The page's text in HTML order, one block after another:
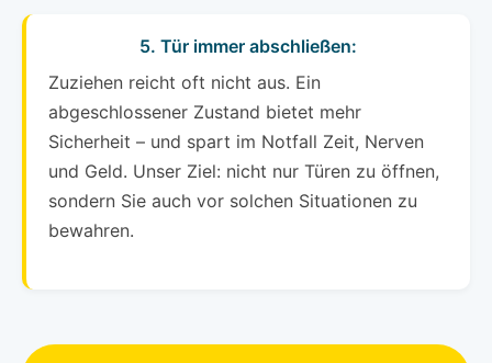
5. Tür immer abschließen:
Zuziehen reicht oft nicht aus. Ein
abgeschlossener Zustand bietet mehr
Sicherheit – und spart im Notfall Zeit, Nerven
und Geld. Unser Ziel: nicht nur Türen zu öffnen,
sondern Sie auch vor solchen Situationen zu
bewahren.